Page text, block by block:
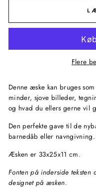
Flere
Denne æske kan bruges
minder, sjove billeder,
og hvad du ellers gerne vil
Den perfekte gave til de
barnedåb eller
Æsken er 33x25x11 cm.
Fonten på inderside
designet på æsken.